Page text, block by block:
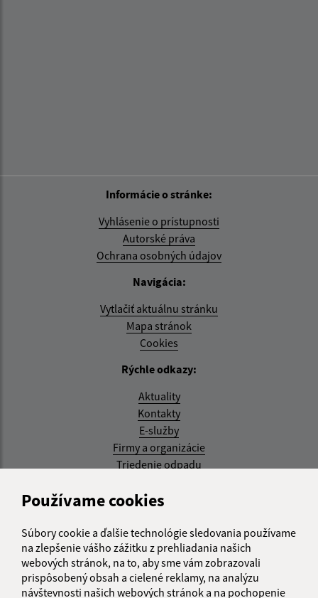
Používame cookies
Súbory cookie a ďalšie technológie sledovania používame
na zlepšenie vášho zážitku z prehliadania našich
webových stránok, na to, aby sme vám zobrazovali
prispôsobený obsah a cielené reklamy, na analýzu
návštevnosti našich webových stránok a na pochopenie
Informácie o stránke:
Vyhlásenie o prístupnosti
Autorské práva
Ochrana osobných údajov
Navigácia:
Vytlačiť aktuálnu stránku
Mapa stránok
Cookies
Rýchle odkazy:
Aktuality
Kontakty
E-služby
Firmy a organizácie
Triedenie odpadu
Aktualizované:
RSS
Správca obsahu: